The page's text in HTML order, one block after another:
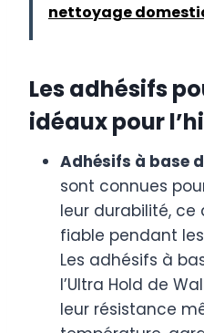
nettoyage
Les adhésifs
idéaux pour
Adhésifs à base
sont connues
leur durabilité,
fiable pendant
Les adhésifs à
l’Ultra Hold de
leur résistance